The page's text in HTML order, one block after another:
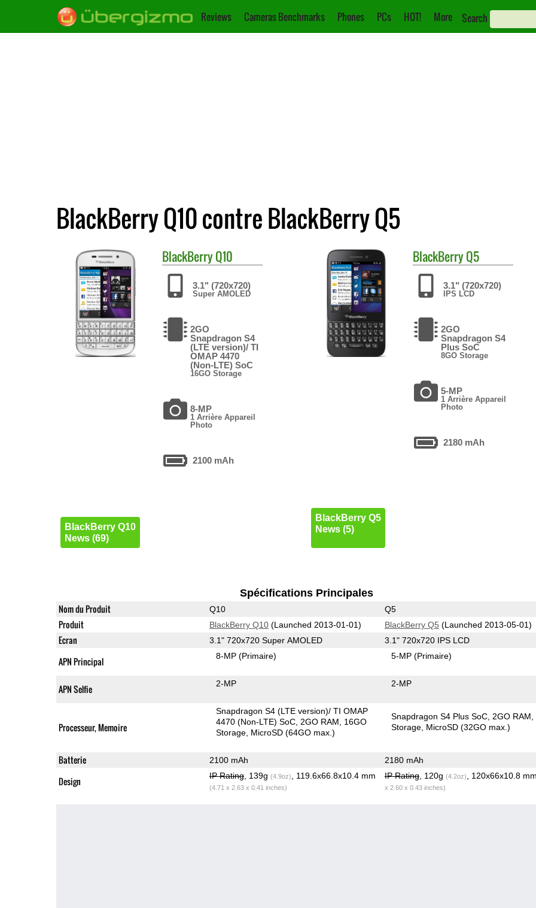
Reviews Cameras Benchmarks Phones PCs HOT! More Search
BlackBerry Q10 contre BlackBerry Q5
BlackBerryQ10
3.1" (720x720)
Super AMOLED
2GO
Snapdragon S4
(LTE version)/ TI
OMAP 4470
(Non-LTE) SoC
16GO Storage
8-MP
1 Arrière Appareil
Photo
2100 mAh
BlackBerry Q10
News (69)
BlackBerryQ5
3.1" (720x720)
IPS LCD
2GO
Snapdragon S4
Plus SoC
8GO Storage
5-MP
1 Arrière Appareil
Photo
2180 mAh
BlackBerry Q5
News (5)
Spécifications Principales
Nom du Produit Q10 Q5
Produit BlackBerry Q10(Launched 2013-01-01) BlackBerry Q5 (Launched 2013-05-01)
Ecran 3.1" 720x720 Super AMOLED 3.1" 720x720 IPS LCD
APN Principal 8-MP(Primaire) 5-MP(Primaire)
APN Selfie 2-MP 2-MP
Processeur, Memoire
Snapdragon S4 (LTE version)/ TI OMAP
4470 (Non-LTE) SoC 2GO RAM
16GO
Storage MicroSD (64GO max.)
Snapdragon S4 Plus SoC 2GO RAM
Storage MicroSD (32GO max.)
Batterie 2100 mAh 2180 mAh
Design IP Rating, 139g (4.9oz) , 119.6x66.8x10.4 mm
(4.71 x 2.63 x 0.41 inches)
IP Rating, 120g (4.2oz) , 120x66x10.8
x 2.60 x 0.43 inches)